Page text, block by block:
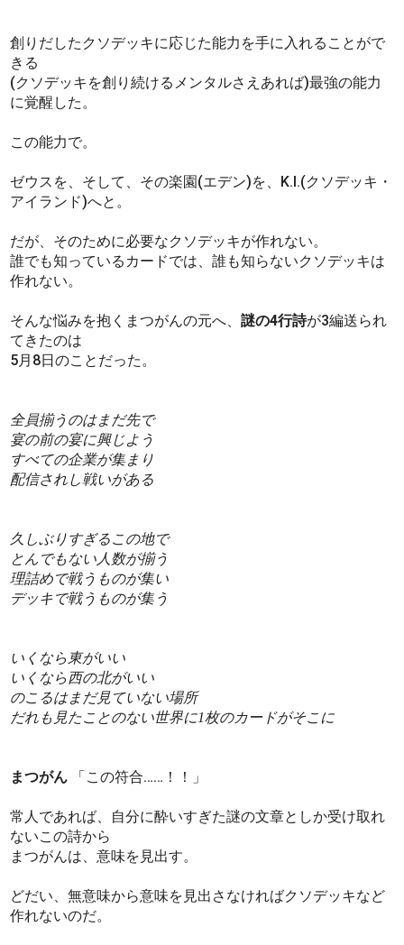
創りだしたクソデッキに応じた能力を手に入れることがで
きる
(クソデッキを創り続けるメンタルさえあれば)最強の能力
に覚醒した。
この能力で。
ゼウスを、そして、その楽園(エデン)を、K.I.(クソデッキ・
アイランド)へと。
だが、そのために必要なクソデッキが作れない。
誰でも知っているカードでは、誰も知らないクソデッキは
作れない。
そんな悩みを抱くまつがんの元へ、謎の4行詩が3編送られ
てきたのは
5月8日のことだった。
全員揃うのはまだ先で
宴の前の宴に興じよう
すべての企業が集まり
配信されし戦いがある
久しぶりすぎるこの地で
とんでもない人数が揃う
理詰めで戦うものが集い
デッキで戦うものが集う
いくなら東がいい
いくなら西の北がいい
のこるはまだ見ていない場所
だれも見たことのない世界に1枚のカードがそこに
まつがん 「この符合……！！」
常人であれば、自分に酔いすぎた謎の文章としか受け取れ
ないこの詩から
まつがんは、意味を見出す。
どだい、無意味から意味を見出さなければクソデッキなど
作れないのだ。